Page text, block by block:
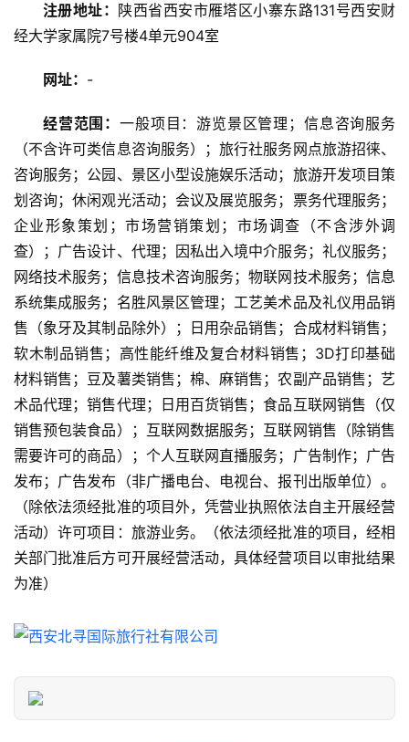
讯
略
美
食
特
产
热
门
景
点
旅
游
信
息
历
史
文
游
之
家
登录 注册
注册地址： 陕西省西安市雁塔区小寨东路131号西安财
经大学家属院7号楼4单元904室
网址： -
经营范围：一般项目：游览景区管理；信息咨询服务
（不含许可类信息咨询服务）；旅行社服务网点旅游招徕、
咨询服务；公园、景区小型设施娱乐活动；旅游开发项目策
划咨询；休闲观光活动；会议及展览服务；票务代理服务；
企业形象策划；市场营销策划；市场调查（不含涉外调
查）；广告设计、代理；因私出入境中介服务；礼仪服务；
网络技术服务；信息技术咨询服务；物联网技术服务；信息
系统集成服务；名胜风景区管理；工艺美术品及礼仪用品销
售（象牙及其制品除外）；日用杂品销售；合成材料销售；
软木制品销售；高性能纤维及复合材料销售；3D打印基础
材料销售；豆及薯类销售；棉、麻销售；农副产品销售；艺
术品代理；销售代理；日用百货销售；食品互联网销售（仅
销售预包装食品）；互联网数据服务；互联网销售（除销售
需要许可的商品）；个人互联网直播服务；广告制作；广告
发布；广告发布（非广播电台、电视台、报刊出版单位）。
（除依法须经批准的项目外，凭营业执照依法自主开展经营
活动）许可项目：旅游业务。（依法须经批准的项目，经相
关部门批准后方可开展经营活动，具体经营项目以审批结果
为准）